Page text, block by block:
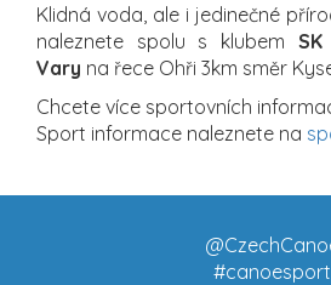
Klidná voda, ale i jedinečné
naleznete spolu s klubem
Vary na řece Ohři 3km směr
Chcete více sportovních
Sport informace naleznete na
#canoesport